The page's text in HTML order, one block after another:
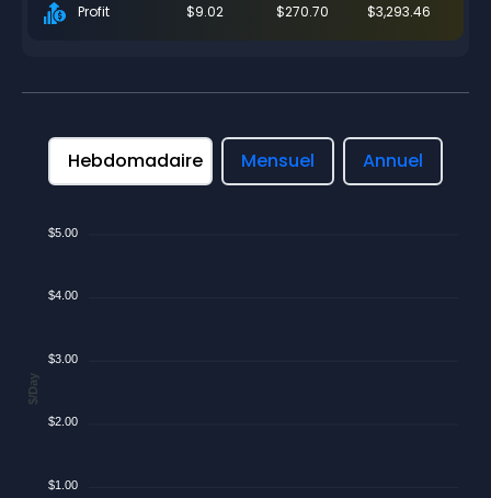
Profit $9.02 $270.70 $3,293.46
Hebdomadaire Mensuel Annuel
$5.00
$4.00
$3.00
$2.00
$1.00
$/Day